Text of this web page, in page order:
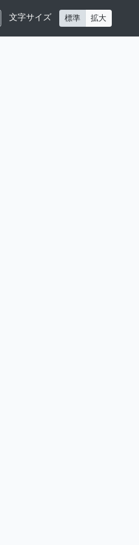
文字サイズ 標準 拡大